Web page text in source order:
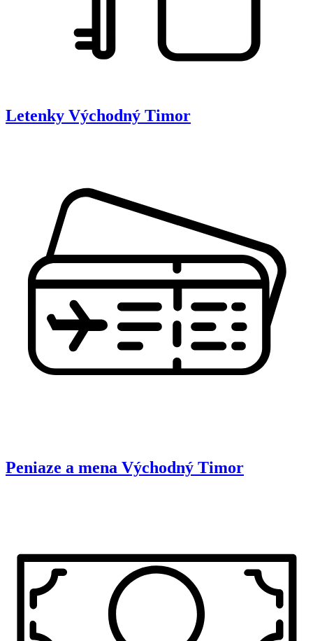
Letenky Východný Timor
Peniaze a mena Východný Timor